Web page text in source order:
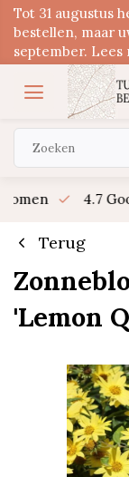
Tot 31 augustus
bestellen, maar
september. Lees
4.7
Terug
'Lemon